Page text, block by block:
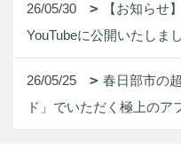
26/05/30
【お知らせ
YouTubeに公開いたしま
26/05/25
春日部市の
ド」でいただく極上のア